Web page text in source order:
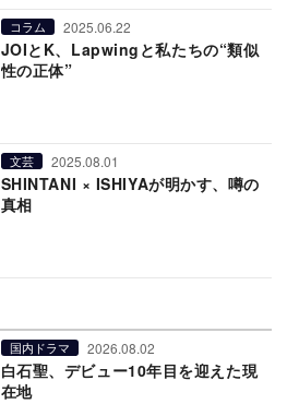
コラム 2025.06.22
JOIとK、Lapwingと私たちの“類似
性の正体”
文芸 2025.08.01
SHINTANI × ISHIYAが明かす、噂の
真相
国内ドラマ 2026.08.02
白石聖、デビュー10年目を迎えた現
在地